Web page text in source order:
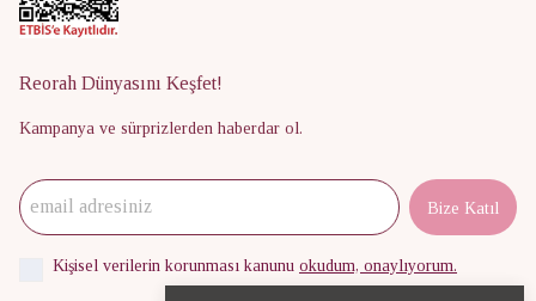
Reorah Dünyasını Keşfet!
Kampanya ve sürprizlerden haberdar ol.
Bize Katıl
Kişisel verilerin korunması kanunu okudum, onaylıyorum.